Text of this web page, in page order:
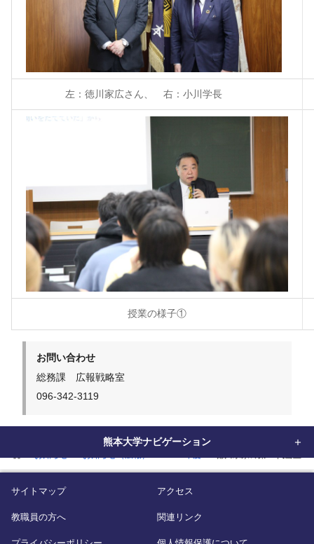
home
左：徳川 家広さん、 右：小川学長
授業の様子①
お問い合わせ
総務課 広報戦略室
096-342-3119
熊本大学ナビゲーション
サイトマップ アクセス
教職員の方へ 関連リンク